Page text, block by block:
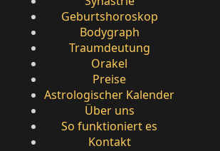
Geburtshoroskop
Bodygraph
Traumdeutung
Orakel
Preise
Astrologischer Kalender
Über uns
So funktioniert es
Kontakt